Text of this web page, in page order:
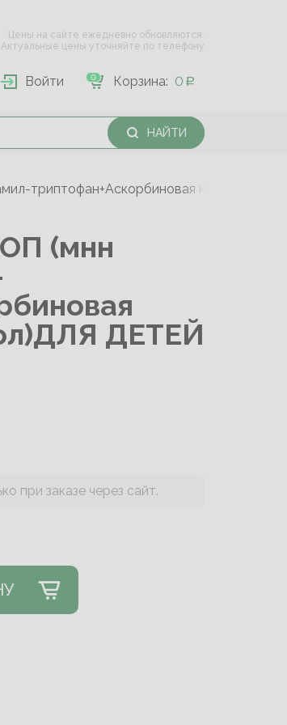
Цены на сайте ежедневно обновляются.
Актуальные цены уточняйте по телефону
Войти Корзина: 0
0
НАЙТИ
триптофан+Аскорбиновая
(мнн
ДЕТЕЙ
при заказе через сайт.